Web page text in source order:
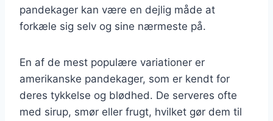
pandekager kan være en dejlig måde at
forkæle sig selv og sine nærmeste på.
En af de mest populære variationer er
amerikanske pandekager, som er kendt for
deres tykkelse og blødhed. De serveres ofte
med sirup, smør eller frugt, hvilket gør dem til